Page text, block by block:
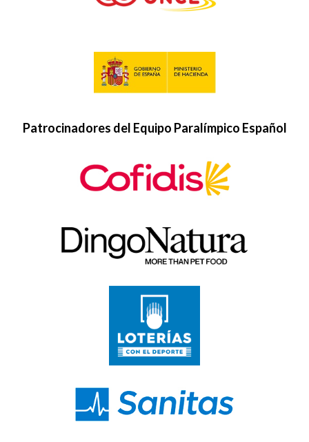
Patrocinadores del Equipo Paralímpico Español